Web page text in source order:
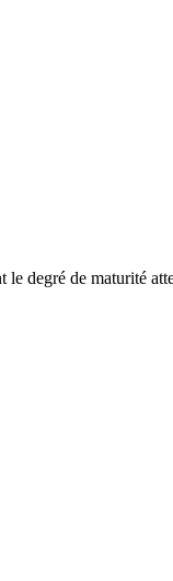
le degré de maturité